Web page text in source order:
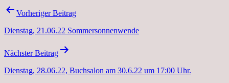
Beitragsnavigation
Vorheriger Beitrag
Dienstag, 21.06.22 Sommersonnenwende
Nächster Beitrag
Dienstag, 28.06.22, Buchsalon am 30.6.22 um 17:00 Uhr.